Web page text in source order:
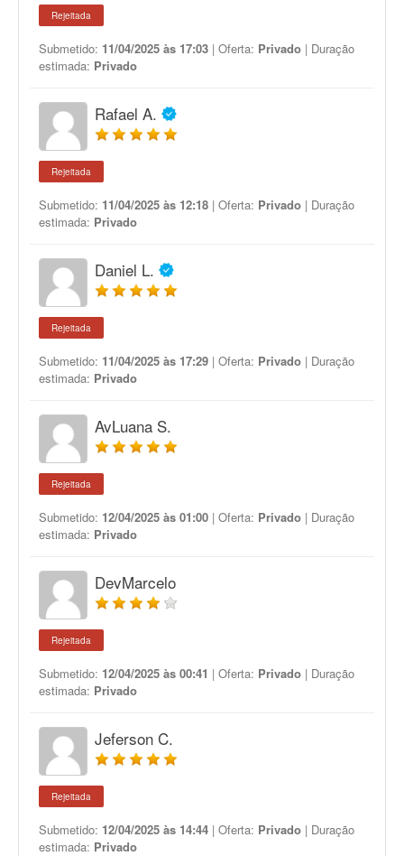
Rejeitada
Submetido: 11/04/2025 às 17:03 | Oferta: Privado | Duração
estimada: Privado
Rafael A.
Rejeitada
Submetido: 11/04/2025 às 12:18 | Oferta: Privado | Duração
estimada: Privado
Daniel L.
Rejeitada
Submetido: 11/04/2025 às 17:29 | Oferta: Privado | Duração
estimada: Privado
AvLuana S.
Rejeitada
Submetido: 12/04/2025 às 01:00 | Oferta: Privado | Duração
estimada: Privado
DevMarcelo
Rejeitada
Submetido: 12/04/2025 às 00:41 | Oferta: Privado | Duração
estimada: Privado
Jeferson C.
Rejeitada
Submetido: 12/04/2025 às 14:44 | Oferta: Privado | Duração
estimada: Privado